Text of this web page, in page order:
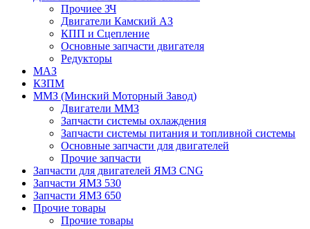
Прочиее ЗЧ
Двигатели Камский АЗ
КПП и Сцепление
Основные запчасти двигателя
Редукторы
МАЗ
КЗПМ
ММЗ (Минский Моторный Завод)
Двигатели ММЗ
Запчасти системы охлаждения
Запчасти системы питания и топливной системы
Основные запчасти для двигателей
Прочие запчасти
Запчасти для двигателей ЯМЗ CNG
Запчасти ЯМЗ 530
Запчасти ЯМЗ 650
Прочие товары
Прочие товары